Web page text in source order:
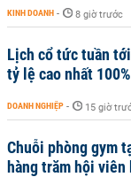
KINH DOANH - 8 giờ trước
Lịch cổ tức tuần
tỷ lệ cao nhất 100%
DOANH NGHIỆP - 15 giờ
Chuỗi phòng gym
hàng trăm hội viên